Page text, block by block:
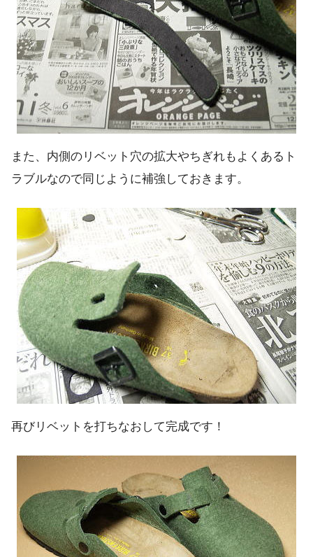
また、内側のリベット穴の拡大やちぎれもよくあるト
ラブルなので同じように補強しておきます。
再びリベットを打ちなおして完成です！